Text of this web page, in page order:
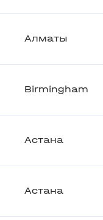
Алматы
Birmingham
Астана
Астана